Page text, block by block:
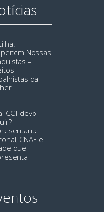
Nossas
–
da
CCT devo
CNAE e
que